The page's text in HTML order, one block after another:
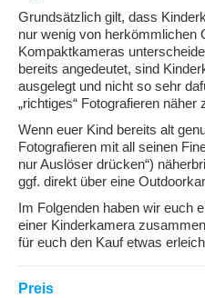
Grundsätzlich gilt, dass
nur wenig von herkömmlichen
Kompaktkameras
bereits angedeutet, sind
ausgelegt und nicht so sehr
„richtiges“ Fotografieren näher
Wenn euer Kind bereits alt
Fotografieren mit all seinen
nur Auslöser drücken“)
ggf. direkt über eine
Im Folgenden haben wir euch
einer Kinderkamera
für euch den Kauf etwas
Preis